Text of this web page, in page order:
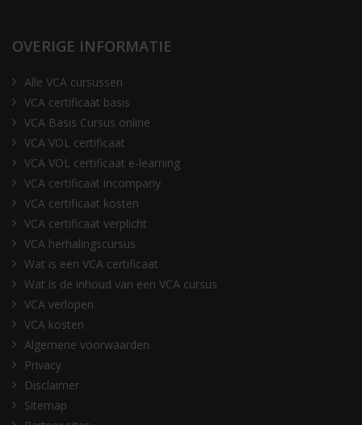
OVERIGE INFORMATIE
Alle VCA cursussen
VCA certificaat basis
VCA Basis Cursus online
VCA VOL certificaat
VCA VOL certificaat e-learning
VCA certificaat incompany
VCA certificaat kosten
VCA certificaat verplicht
VCA herhalingscursus
Wat is een VCA certificaat
Wat is de inhoud van een VCA cursus
VCA verlopen
VCA kosten
Algemene voorwaarden
Privacy
Disclaimer
Sitemap